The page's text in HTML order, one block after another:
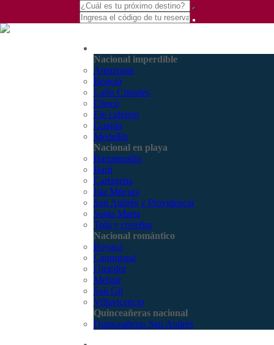
Nacional imperdible
Amazonas
Bogotá
Caño Cristales
Chocó
Eje cafetero
Guajira
Medellín
Nacional en playa
Barranquilla
Barú
Cartagena
Isla Múcura
San Andrés y Providencia
Santa Marta
Tolú y coveñas
Nacional romántico
Boyacá
Capurganá
Girardot
Melgar
San Gil
Villavicencio
Quinceañeras nacional
Quinceañeras San Andrés